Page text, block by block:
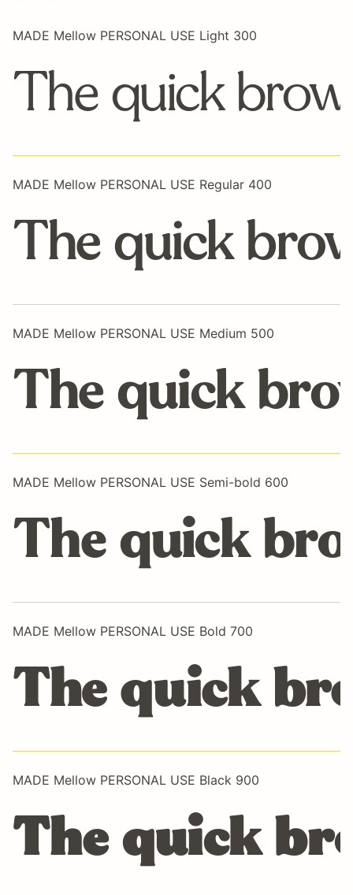
MADE Mellow PERSONAL USE Light 300
The quick
MADE Mellow PERSONAL USE Regular 400
The quick
MADE Mellow PERSONAL USE Medium 500
The quick
MADE Mellow PERSONAL USE Semi-bold 600
The quick
MADE Mellow PERSONAL USE Bold 700
The quick
MADE Mellow PERSONAL USE Black 900
The quick